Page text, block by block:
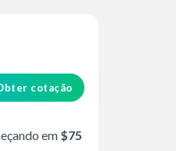
cotação
em $75